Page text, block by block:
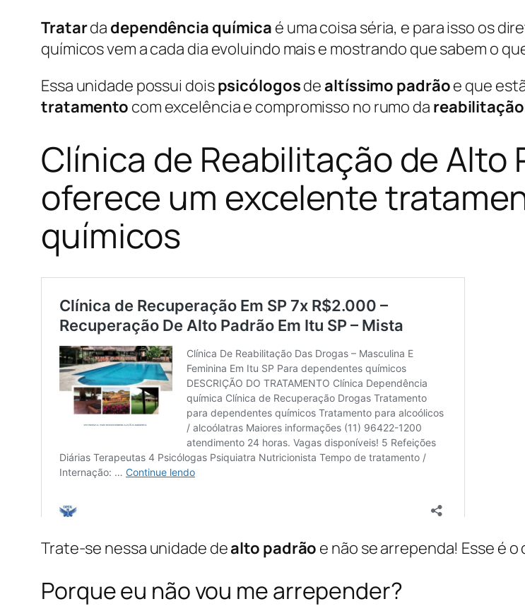
Tratarda dependência química é uma coisa séria, e para isso os
químicos vem a cada dia evoluindo mais e mostrando que sabem o
Essa unidade possui doispsicólogosdealtíssimo padrãoe que
tratamento com excelência e compromisso no rumo da
Clínica de Reabilitação de Alto
oferece um excelente
químicos
Trate-se nessa unidade dealto padrão e não se arrependa! Esse é
Porque eu não vou me arrepender?